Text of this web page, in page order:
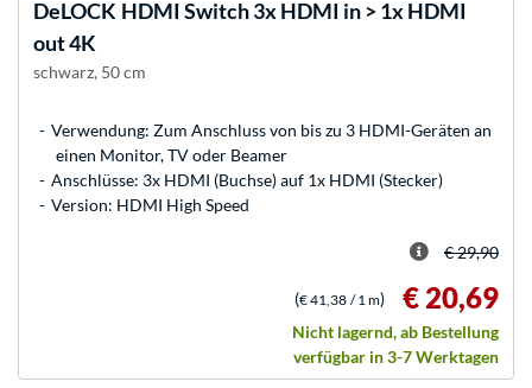
DeLOCK HDMI Switch 3x HDMI in > 1x HDMI
out 4K
schwarz, 50 cm
Verwendung: Zum Anschluss von bis zu 3 HDMI-Geräten an
einen Monitor, TV oder Beamer
Anschlüsse: 3x HDMI (Buchse) auf 1x HDMI (Stecker)
Version: HDMI High Speed
€ 29,90
(€ 41,38 / 1 m) € 20,69
Nicht lagernd, ab Bestellung
verfügbar in 3-7 Werktagen